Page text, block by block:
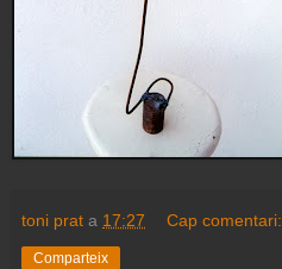
toni prat a 17:27 Cap comentari:
Comparteix